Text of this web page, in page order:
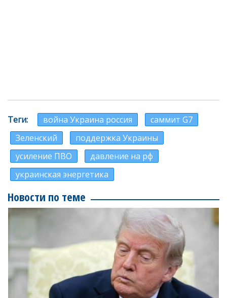
Теги война Украина россия
саммит G7
Зеленский
поддержка Украины
усиление ПВО
давление на рф
украинская энергетика
Новости по теме